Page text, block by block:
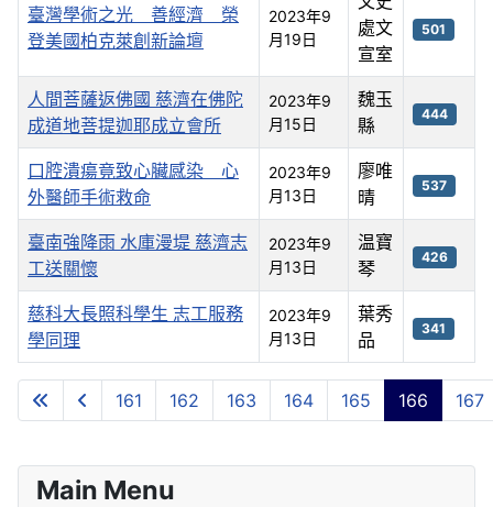
文章
臺灣學術之光 善經濟 榮
登美國柏克萊創新論壇
2023年9
月19日
處文
宣室
501
人間菩薩返佛國 慈濟在佛陀
成道地菩提迦耶成立會所
2023年9
月15日
魏玉
縣
444
口腔潰瘍竟致心臟感染 心
外醫師手術救命
2023年9
月13日
廖唯
晴
537
臺南強降雨 水庫漫堤 慈濟志
工送關懷
2023年9
月13日
温寶
琴
426
慈科大長照科學生 志工服務
學同理
2023年9
月13日
葉秀
品
341
第 166 頁 共 245 頁
161 162 163 164 165 166 167
Main Menu